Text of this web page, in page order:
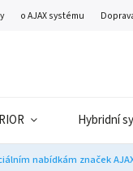
o AJAX systému
Hybridní
nabídkám značek AJAX